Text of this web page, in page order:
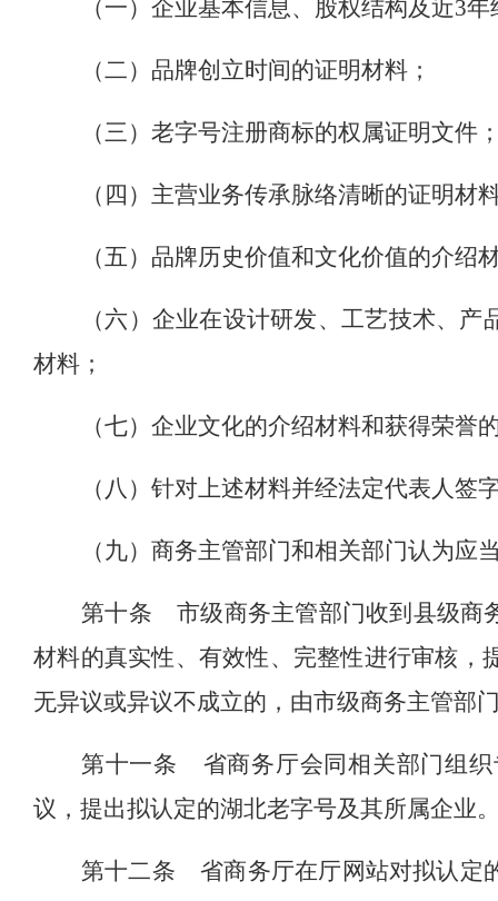
（一）企业基本信息、股权结构及近3年
（二）品牌创立时间的证明材料；
（三）老字号注册商标的权属证明文件
（四）主营业务传承脉络清晰的证明材
（五）品牌历史价值和文化价值的介绍
（六）企业在设计研发、工艺技术、
材料；
（七）企业文化的介绍材料和获得荣誉
（八）针对上述材料并经法定代表人签
（九）商务主管部门和相关部门认为应
第十条
市级商务主管部门收到县级商
材料的真实性、有效性、完整性进行审核，
无异议或异议不成立的，由市级商务主管部
第十一条
省商务厅会同相关部门组
议，提出拟认定的湖北老字号及其所属企业
第十二条
省商务厅在厅网站对拟认定